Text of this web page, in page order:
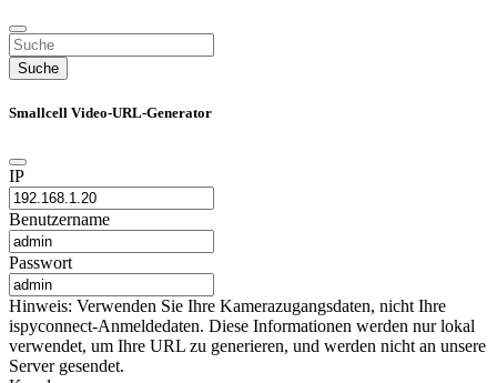
Suche
Smallcell Video-URL-Generator
IP
Benutzername
Passwort
Hinweis: Verwenden Sie Ihre Kamerazugangsdaten, nicht Ihre
ispyconnect-Anmeldedaten. Diese Informationen werden nur lokal
verwendet, um Ihre URL zu generieren, und werden nicht an unsere
Server gesendet.